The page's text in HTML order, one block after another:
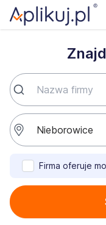
Firma oferuje